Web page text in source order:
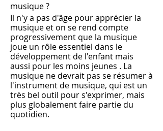
musique ?
Il n'y a pas d'âge pour apprécier la
musique et on se rend compte
progressivement que la musique
joue un rôle essentiel dans le
développement de l'enfant mais
aussi pour les moins jeunes . La
musique ne devrait pas se résumer à
l'instrument de musique, qui est un
très bel outil pour s'exprimer, mais
plus globalement faire partie du
quotidien.